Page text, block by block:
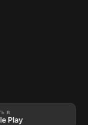
в
Play